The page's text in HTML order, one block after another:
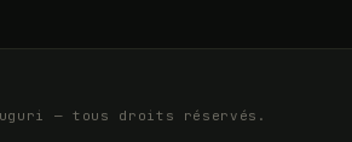
— tous droits réservés.